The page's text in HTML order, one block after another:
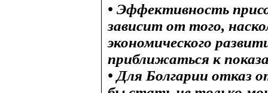
• Эффективность
зависит от того,
экономического
приближаться к
• Для Болгарии отказ